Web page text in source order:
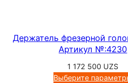
Держатель фрезерной
Артикул №:4230
1 172 500 UZS
Выберите